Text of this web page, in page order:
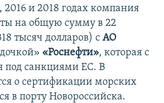
2016 и 2018 годах компания
на общую сумму в 22
тысяч долларов) с АО
«Роснефти», которая с
под санкциями ЕС. В
о сертификации морских
в порту Новороссийска.